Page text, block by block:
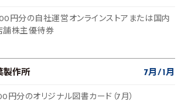
円分の自社運営オンラインストアまたは国内
舗株主優待券
製作所 7月 1月
円分のオリジナル図書カード（7月）